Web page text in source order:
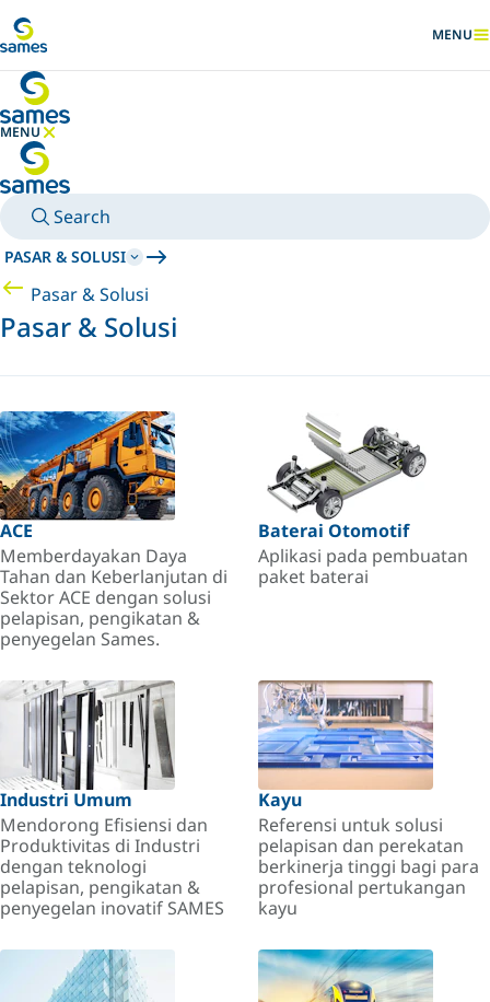
MENU
MENU
SEMBUNYIKAN MENU
Search
PASAR & SOLUSI
Pasar & Solusi
Pasar & Solusi
ACE
Memberdayakan Daya
Tahan dan Keberlanjutan di
Sektor ACE dengan solusi
pelapisan, pengikatan &
penyegelan Sames.
Baterai Otomotif
Aplikasi pada pembuatan
paket baterai
Industri Umum
Mendorong Efisiensi dan
Produktivitas di Industri
dengan teknologi
pelapisan, pengikatan &
penyegelan inovatif SAMES
Kayu
Referensi untuk solusi
pelapisan dan perekatan
berkinerja tinggi bagi para
profesional pertukangan
kayu